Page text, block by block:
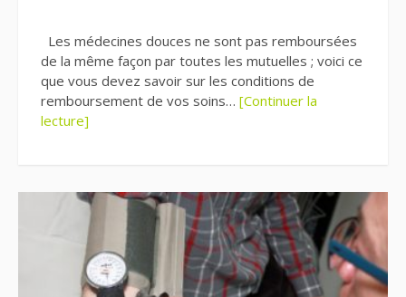
Les médecines douces ne sont pas remboursées
de la même façon par toutes les mutuelles ; voici ce
que vous devez savoir sur les conditions de
remboursement de vos soins… [Continuer la
lecture]